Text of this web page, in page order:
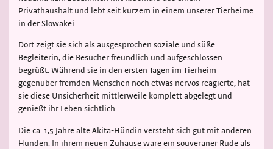
Privathaushalt und lebt seit kurzem in einem unserer Tierheime
in der Slowakei.
Dort zeigt sie sich als ausgesprochen soziale und süße
Begleiterin, die Besucher freundlich und aufgeschlossen
begrüßt. Während sie in den ersten Tagen im Tierheim
gegenüber fremden Menschen noch etwas nervös reagierte, hat
sie diese Unsicherheit mittlerweile komplett abgelegt und
genießt ihr Leben sichtlich.
Die ca. 1,5 Jahre alte Akita-Hündin versteht sich gut mit anderen
Hunden. In ihrem neuen Zuhause wäre ein souveräner Rüde als